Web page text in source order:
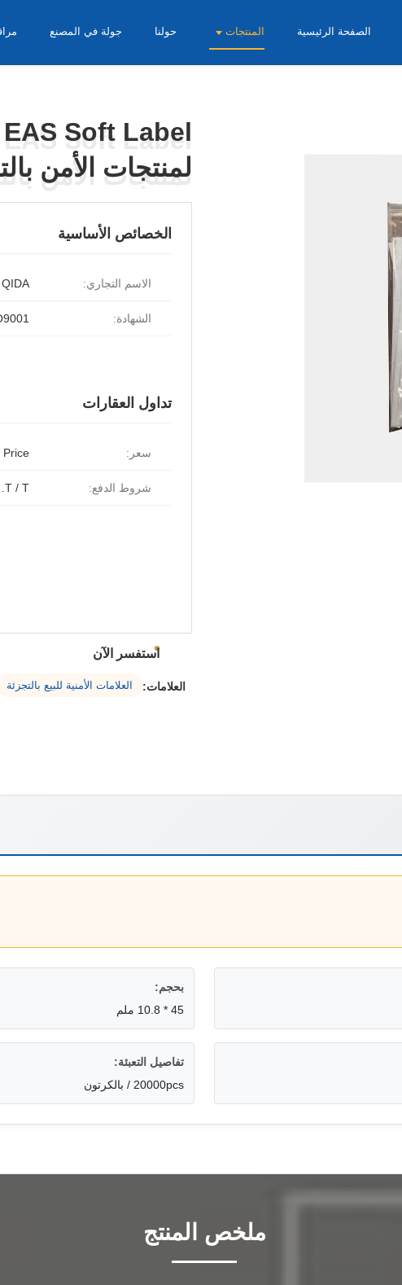
الصفحة الرئيسية المنتجات حولنا جولة في المصنع
لمنتجات الأمن
لمنتجات الأمن
الخصائص الأساسية
الاسم التجاري: QIDA
الشهادة:
تداول العقارات
سعر: Price
شروط الدفع: T / T.
استفسر الآن
العلامات: العلامات الأمنية للبيع بالتجزئة
بحجم:
45 * 10.8 ملم
تفاصيل التعبئة:
20000pcs / بالكرتون
ملخص المنتج